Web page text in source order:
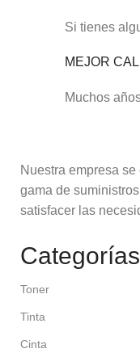
Si tienes
MEJOR
Muchos
Nuestra empresa
gama de
satisfacer las
Categorías
Toner
Tinta
Cinta